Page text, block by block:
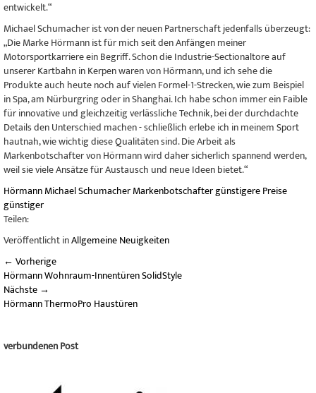
entwickelt.“
Michael Schumacher ist von der neuen Partnerschaft jedenfalls überzeugt:
„Die Marke Hörmann ist für mich seit den Anfängen meiner
Motorsportkarriere ein Begriff. Schon die Industrie-Sectionaltore auf
unserer Kartbahn in Kerpen waren von Hörmann, und ich sehe die
Produkte auch heute noch auf vielen Formel-1-Strecken, wie zum Beispiel
in Spa, am Nürburgring oder in Shanghai. Ich habe schon immer ein Faible
für innovative und gleichzeitig verlässliche Technik, bei der durchdachte
Details den Unterschied machen - schließlich erlebe ich in meinem Sport
hautnah, wie wichtig diese Qualitäten sind. Die Arbeit als
Markenbotschafter von Hörmann wird daher sicherlich spannend werden,
weil sie viele Ansätze für Austausch und neue Ideen bietet.“
HörmannMichael SchumacherMarkenbotschaftergünstigere Preise
günstiger
Teilen:
Veröffentlicht inAllgemeine Neuigkeiten
← Vorherige
Hörmann Wohnraum-Innentüren SolidStyle
Nächste →
Hörmann ThermoPro Haustüren
verbundenen Post